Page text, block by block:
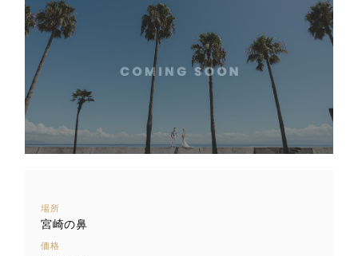
場所
宮崎の鼻
価格